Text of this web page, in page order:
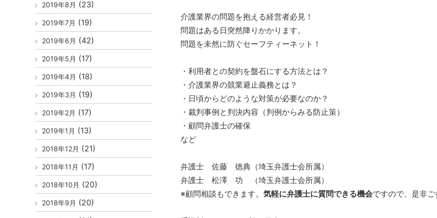
介護業界の問題を抱える経営者必見！
問題はある日突然降りかかります。
問題を未然に防ぐセーフティーネット！
・利用者との契約を盤石にする方法とは？
・介護業界の競業避止義務とは？
・日頃からどのような対策が必要なのか？
・裁判事例と判決内容（判例からみる防止策）
・顧問弁護士の確保
など
弁護士 佐藤 徳典（埼玉弁護士会所属）
弁護士 松澤 功 （埼玉弁護士会所属）
※顧問相談もできます。 気軽に弁護士に質問できる機会ですので、是非ご
2019年8月 (23)
2019年7月 (19)
2019年6月 (42)
2019年5月 (17)
2019年4月 (18)
2019年3月 (19)
2019年2月 (17)
2019年1月 (13)
2018年12月 (21)
2018年11月 (17)
2018年10月 (20)
2018年9月 (20)